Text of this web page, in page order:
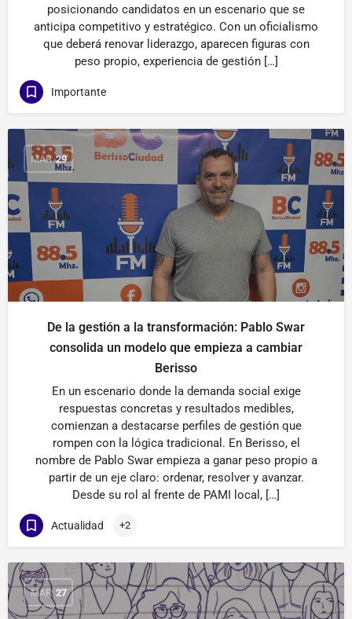
posicionando candidatos en un escenario que se
anticipa competitivo y estratégico. Con un oficialismo
que deberá renovar liderazgo, aparecen figuras con
peso propio, experiencia de gestión […]
Importante
MAR 29
De la gestión a la transformación: Pablo Swar
consolida un modelo que empieza a cambiar
Berisso
En un escenario donde la demanda social exige
respuestas concretas y resultados medibles,
comienzan a destacarse perfiles de gestión que
rompen con la lógica tradicional. En Berisso, el
nombre de Pablo Swar empieza a ganar peso propio a
partir de un eje claro: ordenar, resolver y avanzar.
Desde su rol al frente de PAMI local, […]
Actualidad +2
MAR 27